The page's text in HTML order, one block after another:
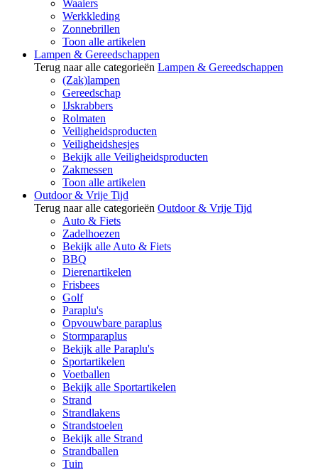
Waaiers
Werkkleding
Zonnebrillen
Toon alle artikelen
Lampen & Gereedschappen
Terug naar alle categorieën Lampen & Gereedschappen
(Zak)lampen
Gereedschap
IJskrabbers
Rolmaten
Veiligheidsproducten
Veiligheidshesjes
Bekijk alle Veiligheidsproducten
Zakmessen
Toon alle artikelen
Outdoor & Vrije Tijd
Terug naar alle categorieën Outdoor & Vrije Tijd
Auto & Fiets
Zadelhoezen
Bekijk alle Auto & Fiets
BBQ
Dierenartikelen
Frisbees
Golf
Paraplu's
Opvouwbare paraplus
Stormparaplus
Bekijk alle Paraplu's
Sportartikelen
Voetballen
Bekijk alle Sportartikelen
Strand
Strandlakens
Strandstoelen
Bekijk alle Strand
Strandballen
Tuin